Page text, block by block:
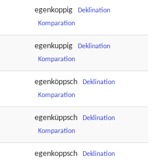
egenkoppig
Deklination
Komparation
egenkuppig
Deklination
Komparation
egenköppsch
Deklination
Komparation
egenküppsch
Deklination
Komparation
egenkoppsch
Deklination